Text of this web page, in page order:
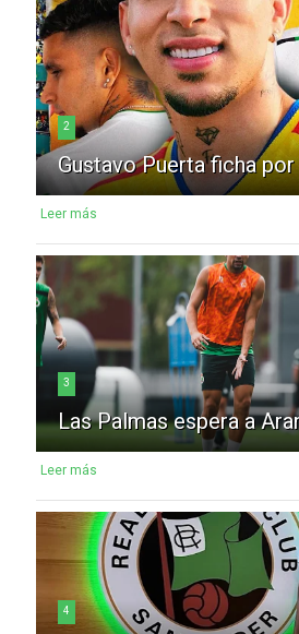
2
Gustavo Puerta ficha
Leer más
3
Las Palmas espera a
Leer más
4